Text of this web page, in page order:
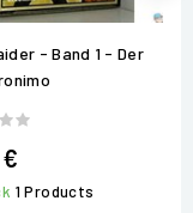
- Band 1 - Der
1 Products